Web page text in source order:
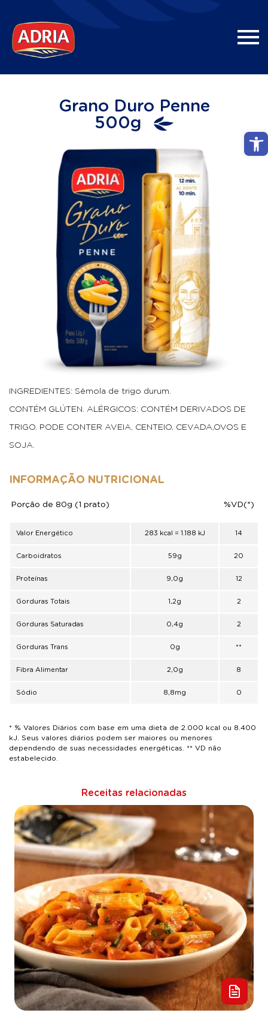
Grano Duro Penne
500g
INGREDIENTES: Sêmola de trigo durum.
CONTÉM GLÚTEN. ALÉRGICOS: CONTÉM DERIVADOS DE
TRIGO. PODE CONTER AVEIA, CENTEIO, CEVADA,OVOS E
SOJA.
INFORMAÇÃO NUTRICIONAL
Porção de 80g (1 prato) %VD(*)
Valor Energético 283 kcal = 1.188 kJ 14
Carboidratos 59g 20
Proteínas 9,0g 12
Gorduras Totais 1,2g 2
Gorduras Saturadas 0,4g 2
Gorduras Trans 0g **
Fibra Alimentar 2,0g 8
Sódio 8,8mg 0
* % Valores Diários com base em uma dieta de 2.000 kcal ou 8.400
kJ. Seus valores diários podem ser maiores ou menores
dependendo de suas necessidades energéticas. ** VD não
estabelecido.
Receitas relacionadas